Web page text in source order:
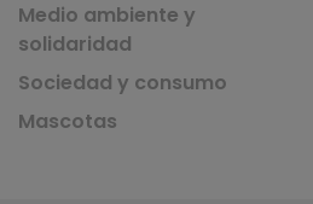
Medio ambiente y
solidaridad
Sociedad y consumo
Mascotas